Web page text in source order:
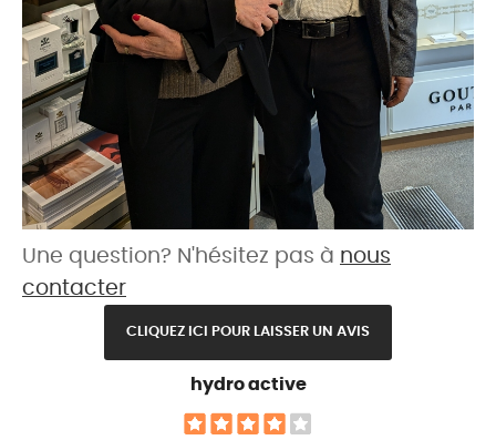
Une question? N'hésitez pas à nous
contacter
CLIQUEZ ICI POUR LAISSER UN AVIS
hydro active